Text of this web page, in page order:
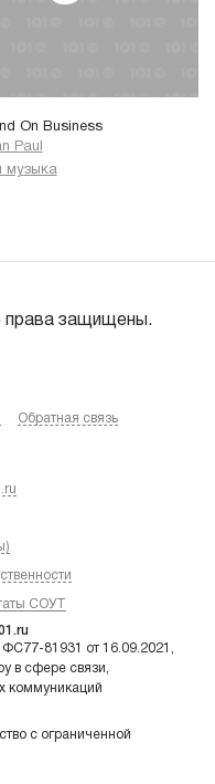
On Business
Paul
музыка
защищены.
Обратная связь
СОУТ
81931 от 16.09.2021,
в сфере связи,
коммуникаций
с ограниченной